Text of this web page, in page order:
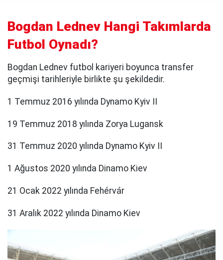
Bogdan Lednev Hangi Takımlarda
Futbol Oynadı?
Bogdan Lednev futbol kariyeri boyunca transfer
geçmişi tarihleriyle birlikte şu şekildedir.
1 Temmuz 2016 yılında Dynamo Kyiv II
19 Temmuz 2018 yılında Zorya Lugansk
31 Temmuz 2020 yılında Dynamo Kyiv II
1 Ağustos 2020 yılında Dinamo Kiev
21 Ocak 2022 yılında Fehérvár
31 Aralık 2022 yılında Dinamo Kiev